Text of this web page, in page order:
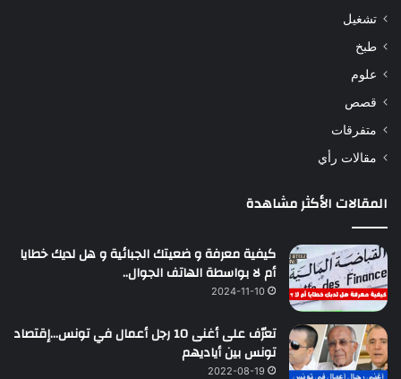
تشغيل
طبخ
علوم
قصص
متفرقات
مقالات رأي
المقالات الأكثر مشاهدة
كيفية معرفة و ضعيتك الجبائية و هل لديك خطايا
أم لا بواسطة الهاتف الجوال..
2024-11-10
تعرّف على أغنى 10 رجل أعمال في تونس…إقتصاد
تونس بين أياديهم
2022-08-19